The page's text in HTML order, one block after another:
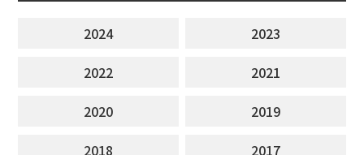
2024
2023
2022
2021
2020
2019
2018
2017